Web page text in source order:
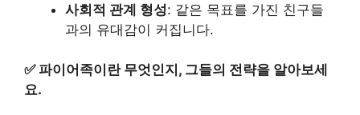
사회적 관계 형성: 같은 목표를 가진 친구들
과의 유대감이 커집니다.
✅ 파이어족이란 무엇인지, 그들의 전략을 알아보세
요.